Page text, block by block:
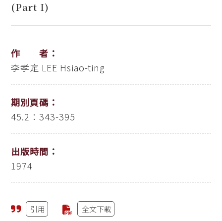
(Part I)
作 者：
李孝定 LEE Hsiao-ting
期別頁碼：
45.2：343-395
出版時間：
1974
引用 全文下載